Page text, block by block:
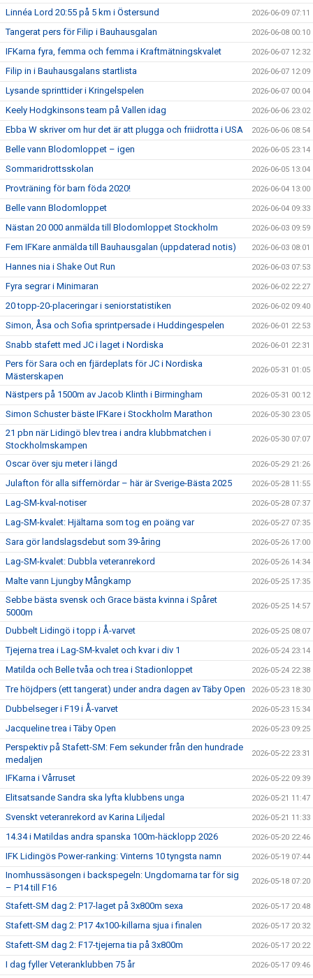
Linnéa Lord 20:55 på 5 km i Östersund 2026-06-09 07:11
Tangerat pers för Filip i Bauhausgalan 2026-06-08 00:10
IFKarna fyra, femma och femma i Kraftmätningskvalet 2026-06-07 12:32
Filip in i Bauhausgalans startlista 2026-06-07 12:09
Lysande sprinttider i Kringelspelen 2026-06-07 00:04
Keely Hodgkinsons team på Vallen idag 2026-06-06 23:02
Ebba W skriver om hur det är att plugga och friidrotta i USA 2026-06-06 08:54
Belle vann Blodomloppet – igen 2026-06-05 23:14
Sommaridrottsskolan 2026-06-05 13:04
Provträning för barn föda 2020! 2026-06-04 13:00
Belle vann Blodomloppet 2026-06-04 09:33
Nästan 20 000 anmälda till Blodomloppet Stockholm 2026-06-03 09:59
Fem IFKare anmälda till Bauhausgalan (uppdaterad notis) 2026-06-03 08:01
Hannes nia i Shake Out Run 2026-06-03 07:53
Fyra segrar i Minimaran 2026-06-02 22:27
20 topp-20-placeringar i seniorstatistiken 2026-06-02 09:40
Simon, Åsa och Sofia sprintpersade i Huddingespelen 2026-06-01 22:53
Snabb stafett med JC i laget i Nordiska 2026-06-01 22:31
Pers för Sara och en fjärdeplats för JC i Nordiska
Mästerskapen
2026-05-31 01:05
Nästpers på 1500m av Jacob Klinth i Birmingham 2026-05-31 00:12
Simon Schuster bäste IFKare i Stockholm Marathon 2026-05-30 23:05
21 pbn när Lidingö blev trea i andra klubbmatchen i
Stockholmskampen
2026-05-30 07:07
Oscar över sju meter i längd 2026-05-29 21:26
Julafton för alla siffernördar – här är Sverige-Bästa 2025 2026-05-28 11:55
Lag-SM-kval-notiser 2026-05-28 07:37
Lag-SM-kvalet: Hjältarna som tog en poäng var 2026-05-27 07:35
Sara gör landslagsdebut som 39-åring 2026-05-26 17:00
Lag-SM-kvalet: Dubbla veteranrekord 2026-05-26 14:34
Malte vann Ljungby Mångkamp 2026-05-25 17:35
Sebbe bästa svensk och Grace bästa kvinna i Spåret
5000m
2026-05-25 14:57
Dubbelt Lidingö i topp i Å-varvet 2026-05-25 08:07
Tjejerna trea i Lag-SM-kvalet och kvar i div 1 2026-05-24 23:14
Matilda och Belle tvåa och trea i Stadionloppet 2026-05-24 22:38
Tre höjdpers (ett tangerat) under andra dagen av Täby Open 2026-05-23 18:30
Dubbelseger i F19 i Å-varvet 2026-05-23 15:34
Jacqueline trea i Täby Open 2026-05-23 09:25
Perspektiv på Stafett-SM: Fem sekunder från den hundrade
medaljen
2026-05-22 23:31
IFKarna i Vårruset 2026-05-22 09:39
Elitsatsande Sandra ska lyfta klubbens unga 2026-05-21 11:47
Svenskt veteranrekord av Karina Liljedal 2026-05-21 11:33
14.34 i Matildas andra spanska 100m-häcklopp 2026 2026-05-20 22:46
IFK Lidingös Power-ranking: Vinterns 10 tyngsta namn 2026-05-19 07:44
Inomhussäsongen i backspegeln: Ungdomarna tar för sig
– P14 till F16
2026-05-18 07:20
Stafett-SM dag 2: P17-laget på 3x800m sexa 2026-05-17 20:48
Stafett-SM dag 2: P17 4x100-killarna sjua i finalen 2026-05-17 20:32
Stafett-SM dag 2: F17-tjejerna tia på 3x800m 2026-05-17 20:22
I dag fyller Veteranklubben 75 år 2026-05-17 09:46